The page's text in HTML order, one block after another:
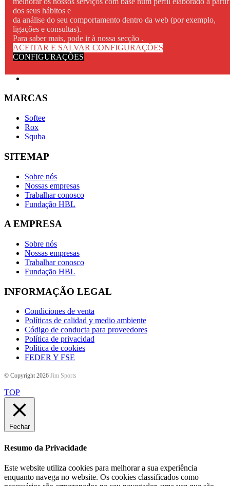
MARCAS
Softee
Rox
Squba
SITEMAP
Sobre nós
Nossas empresas
Trabalhar conosco
Fundação HBL
A EMPRESA
Sobre nós
Nossas empresas
Trabalhar conosco
Fundação HBL
INFORMAÇÃO LEGAL
Condiciones de venta
Políticas de calidad y medio ambiente
Código de conducta para proveedores
Política de privacidad
Política de cookies
FEDER Y FSE
© Copyright 2026 Jim Sports
TOP
dos seus hábitos e
da análise do seu comportamento dentro da web (por exemplo,
ligações e consultas).
Para saber mais, pode ir à nossa secção .
ACEITAR E SALVAR CONFIGURAÇÕES
CONFIGURAÇÕES
Fechar
Resumo da Privacidade
Este website utiliza cookies para melhorar a sua experiência
enquanto navega no website. Os cookies classificados como